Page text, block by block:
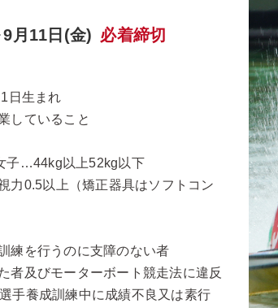
月11日(金) 必着締切
日生まれ
していること
子…44kg以上52kg以下
力0.5以上（矯正器具はソフトコン
練を行うのに支障のない者
者及びモーターボート競走法に違反
手養成訓練中に成績不良又は素行